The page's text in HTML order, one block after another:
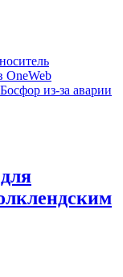
OneWeb
из-за аварии